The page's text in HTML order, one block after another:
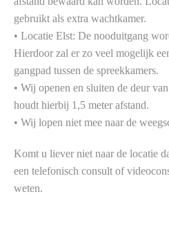
gebruikt als extra wachtkamer.
• Locatie Elst: De nooduitgang
Hierdoor zal er zo veel mogelijk
gangpad tussen de spreekkamers.
• Wij openen en sluiten de deur
houdt hierbij 1,5 meter afstand.
• Wij lopen niet mee naar de
Komt u liever niet naar de locatie
een telefonisch consult of
weten.